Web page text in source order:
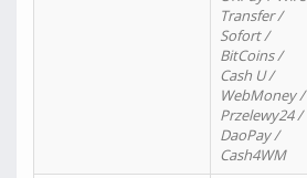
Transfer /
Sofort /
BitCoins /
Cash U /
WebMoney /
Przelewy24 /
DaoPay /
Cash4WM